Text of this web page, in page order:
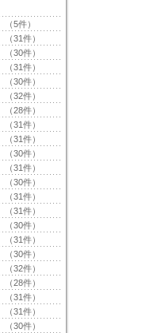
（5件）
（31件）
（30件）
（31件）
（30件）
（32件）
（28件）
（31件）
（31件）
（30件）
（31件）
（30件）
（31件）
（31件）
（30件）
（31件）
（30件）
（32件）
（28件）
（31件）
（31件）
（30件）